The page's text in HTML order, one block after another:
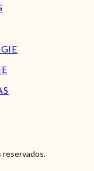
reservados.